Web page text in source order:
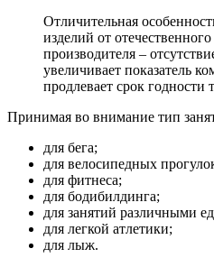
Отличительная
изделий от
производителя –
увеличивает показатель
продлевает срок годности
Принимая во внимание тип
для бега;
для велосипедных
для фитнеса;
для бодибилдинга;
для занятий различными
для легкой атлетики;
для лыж.